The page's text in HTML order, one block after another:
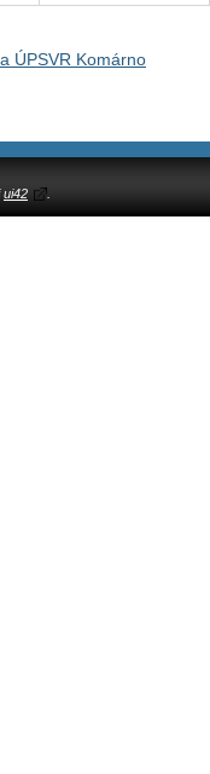
ÚPSVR Komárno
ui42